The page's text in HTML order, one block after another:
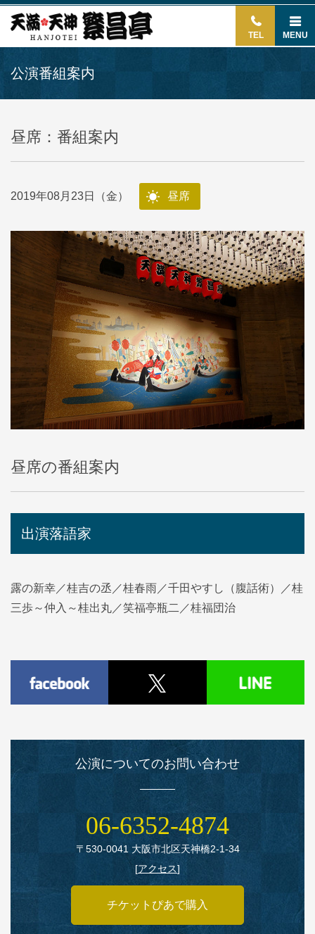
TEL MENU
公演番組案内
昼席：番組案内
2019年08月23日（金） 昼席
昼席の番組案内
出演落語家
露の新幸／桂吉の丞／桂春雨／千田やすし（腹話術）／桂
三歩～仲入～桂出丸／笑福亭瓶二／桂福団治
公演についてのお問い合わせ
06‑6352‑4874
〒530‑0041 大阪市北区天神橋2‑1‑34
[アクセス]
チケットぴあで購入